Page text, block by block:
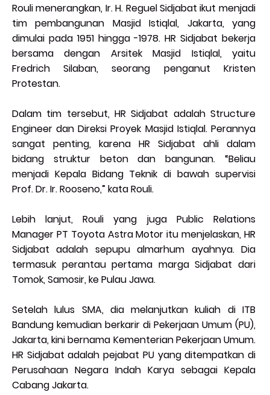
Rouli menerangkan, Ir. H. Reguel Sidjabat ikut menjadi
tim pembangunan Masjid Istiqlal, Jakarta, yang
dimulai pada 1951 hingga -1978. HR Sidjabat bekerja
bersama dengan Arsitek Masjid Istiqlal, yaitu
Fredrich Silaban, seorang penganut Kristen
Protestan.
Dalam tim tersebut, HR Sidjabat adalah Structure
Engineer dan Direksi Proyek Masjid Istiqlal. Perannya
sangat penting, karena HR Sidjabat ahli dalam
bidang struktur beton dan bangunan. “Beliau
menjadi Kepala Bidang Teknik di bawah supervisi
Prof. Dr. Ir. Rooseno,” kata Rouli.
Lebih lanjut, Rouli yang juga Public Relations
Manager PT Toyota Astra Motor itu menjelaskan, HR
Sidjabat adalah sepupu almarhum ayahnya. Dia
termasuk perantau pertama marga Sidjabat dari
Tomok, Samosir, ke Pulau Jawa.
Setelah lulus SMA, dia melanjutkan kuliah di ITB
Bandung kemudian berkarir di Pekerjaan Umum (PU),
Jakarta, kini bernama Kementerian Pekerjaan Umum.
HR Sidjabat adalah pejabat PU yang ditempatkan di
Perusahaan Negara Indah Karya sebagai Kepala
Cabang Jakarta.